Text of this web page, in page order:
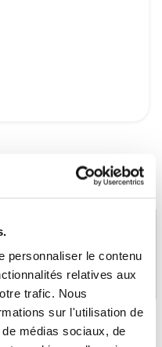
personnaliser le contenu
relatives aux
trafic. Nous
sur l'utilisation de
médias sociaux, de
Plus de 5000 produits en stock